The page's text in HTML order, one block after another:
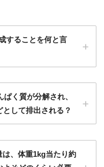
することを何と言
く質が分解され、
して排出される？
は、体重1kg当たり約